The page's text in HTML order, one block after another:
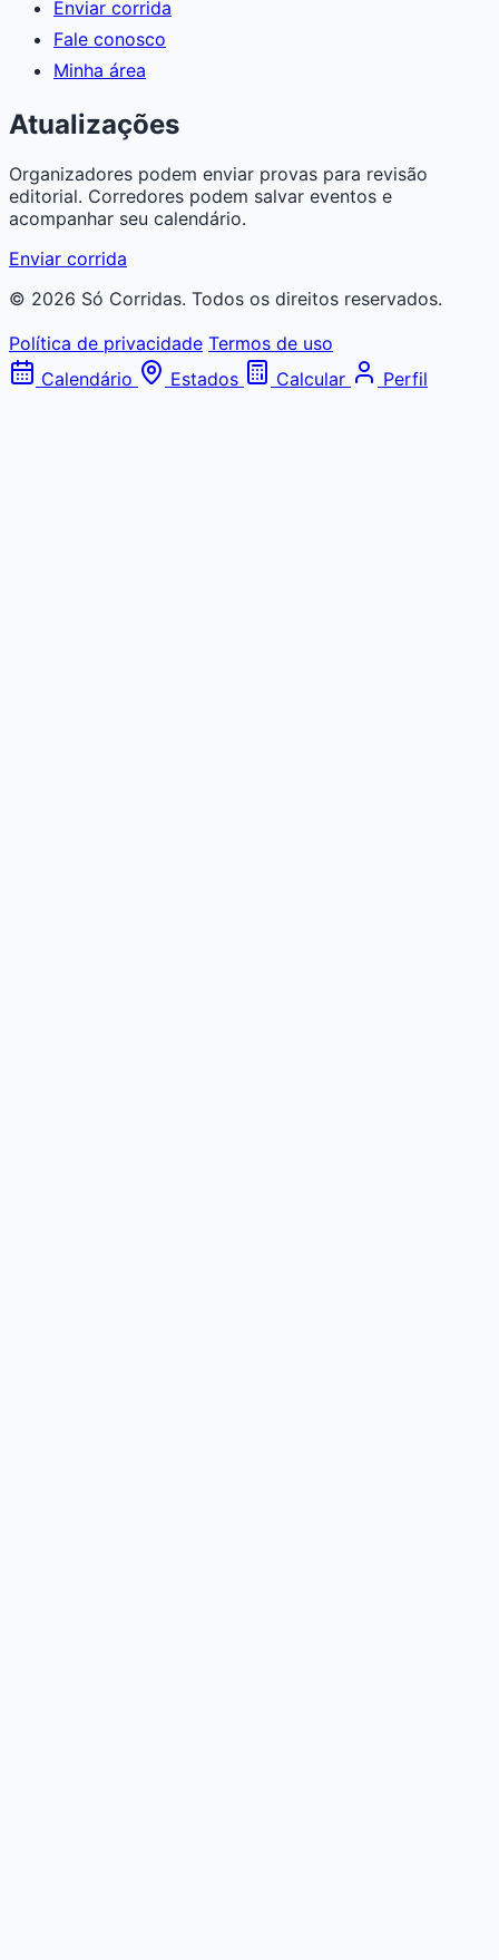
Enviar corrida
Fale conosco
Minha área
Atualizações
Organizadores podem enviar provas para revisão
editorial. Corredores podem salvar eventos e
acompanhar seu calendário.
Enviar corrida
© 2026 Só Corridas. Todos os direitos reservados.
Política de privacidade Termos de uso
Calendário
Estados Calcular Perfil